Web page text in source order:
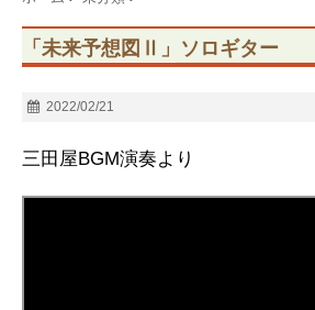
「未来予想図Ⅱ」ソロギター
2022/02/21
三田屋BGM演奏より